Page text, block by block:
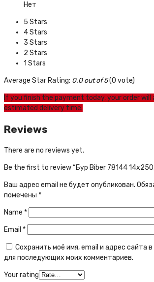
Нет
5 Stars
4 Stars
3 Stars
2 Stars
1 Stars
Average Star Rating: 0.0 out of 5(0 vote)
If you finish the payment today, your order
estimated delivery time.
Reviews
There are no reviews yet.
Be the first to review “Бур Biber 78144
Ваш адрес email не будет опубликован.
помечены *
Name *
Email *
Сохранить моё имя, email и адрес сайта
для последующих моих комментариев.
Your rating